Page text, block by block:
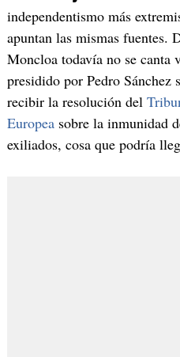
independentismo más
apuntan las mismas fuentes.
Moncloa todavía no se
presidido por Pedro Sánchez
recibir la resolución del
Europeasobre la inmunidad
exiliados, cosa que podría